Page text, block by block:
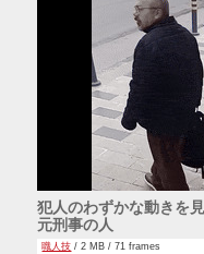
犯人のわずかな動きを
元刑事の人
職人技 / 2 MB / 71 frames